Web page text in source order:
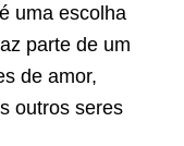
uma escolha
parte de um
de amor,
outros seres